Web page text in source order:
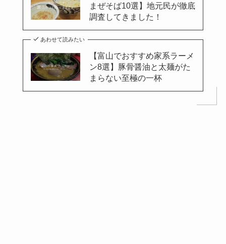
まぜそば10選】地元民が徹底
調査してきました！
あわせて読みたい
【富山でおすすめ家系ラーメ
ン8選】豚骨醤油と太麺がた
まらない至極の一杯